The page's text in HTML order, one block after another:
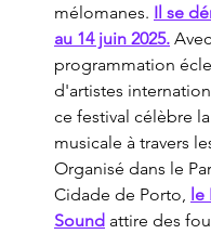
mélomanes. Il se
au 14 juin 2025.
programmation
d'artistes
ce festival célèbre
musicale à travers
Organisé dans le
Cidade de Porto, le
Sound attire des